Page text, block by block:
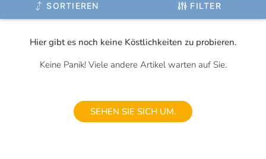
SORTIEREN FILTER
Hier gibt es noch keine Köstlichkeiten zu probieren.
Keine Panik! Viele andere Artikel warten auf Sie.
SEHEN SIE SICH UM.